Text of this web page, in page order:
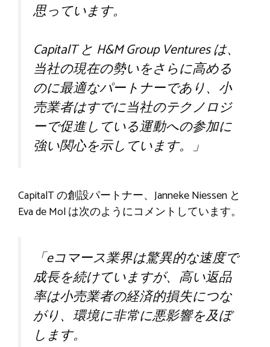
思っています。
CapitalT と H&M Group Ventures は、
当社の現在の勢いをさらに高める
のに最適なパートナーであり、小
売業者はすでに当社のテクノロジ
ーで促進している運動への参加に
強い関心を示しています。」
CapitalT の創設パートナー、Janneke Niessen と
Eva de Mol は次のようにコメントしています。
「eコマース業界は驚異的な速度で
成長を続けていますが、高い返品
率は小売業者の経済的損失につな
がり、環境に非常に悪影響を及ぼ
します。